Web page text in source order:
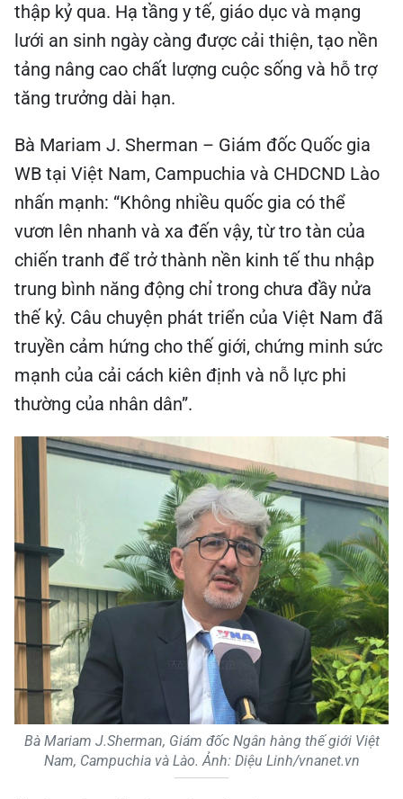
thập kỷ qua. Hạ tầng y tế, giáo dục và mạng
lưới an sinh ngày càng được cải thiện, tạo nền
tảng nâng cao chất lượng cuộc sống và hỗ trợ
tăng trưởng dài hạn.
Bà Mariam J. Sherman – Giám đốc Quốc gia
WB tại Việt Nam, Campuchia và CHDCND Lào
nhấn mạnh: “Không nhiều quốc gia có thể
vươn lên nhanh và xa đến vậy, từ tro tàn của
chiến tranh để trở thành nền kinh tế thu nhập
trung bình năng động chỉ trong chưa đầy nửa
thế kỷ. Câu chuyện phát triển của Việt Nam đã
truyền cảm hứng cho thế giới, chứng minh sức
mạnh của cải cách kiên định và nỗ lực phi
thường của nhân dân”.
Bà Mariam J.Sherman, Giám đốc Ngân hàng thế giới Việt
Nam, Campuchia và Lào. Ảnh: Diệu Linh/vnanet.vn